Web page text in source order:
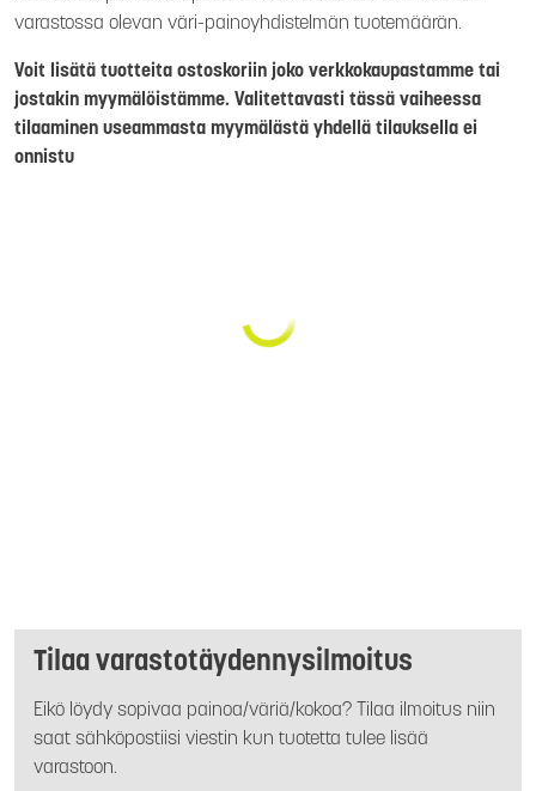
varastossa olevan väri-painoyhdistelmän tuotemäärän.
Voit lisätä tuotteita ostoskoriin joko verkkokaupastamme tai
jostakin myymälöistämme. Valitettavasti tässä vaiheessa
tilaaminen useammasta myymälästä yhdellä tilauksella ei
onnistu
Tilaa varastotäydennysilmoitus
Eikö löydy sopivaa painoa/väriä/kokoa? Tilaa ilmoitus niin
saat sähköpostiisi viestin kun tuotetta tulee lisää
varastoon.